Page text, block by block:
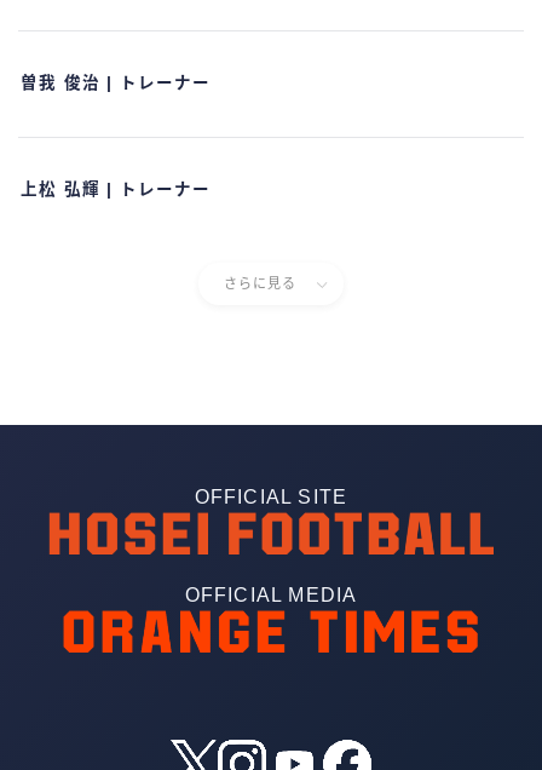
曽我 俊治 | トレーナー
上松 弘輝 | トレーナー
さらに見る
OFFICIAL SITE
OFFICIAL MEDIA